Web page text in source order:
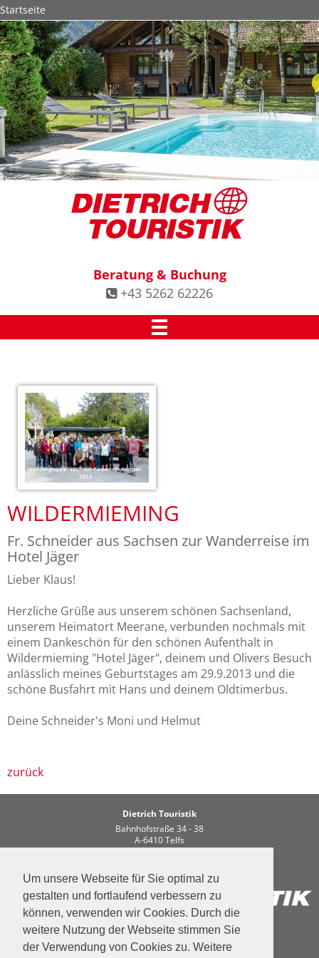
Um unsere Webseite für Sie optimal zu
gestalten und fortlaufend verbessern zu
können, verwenden wir Cookies. Durch die
weitere Nutzung der Webseite stimmen Sie
der Verwendung von Cookies zu. Weitere
Startseite
Beratung & Buchung
+43 5262 62226
Das Chalet Dietrich in Telfs
Comfort Appartements
Kundenmeinungen
Qualitätszertifikate
Kundenstimmen
Über uns
Gut zu wissen
Datenschutz
WILDERMIEMING
Fr. Schneider aus Sachsen zur Wanderreise im
Hotel Jäger
Lieber Klaus!
Herzliche Grüße aus unserem schönen Sachsenland,
unserem Heimatort Meerane, verbunden nochmals mit
einem Dankeschön für den schönen Aufenthalt in
Wildermieming "Hotel Jäger", deinem und Olivers Besuch
anlässlich meines Geburtstages am 29.9.2013 und die
schöne Busfahrt mit Hans und deinem Oldtimerbus.
Deine Schneider's Moni und Helmut
zurück
Dietrich Touristik
Bahnhofstraße 34 - 38
A-6410 Telfs
Tel. +43 5262 62226
Datenschutz Impressum Kontakt
Folgen Sie uns auffacebook